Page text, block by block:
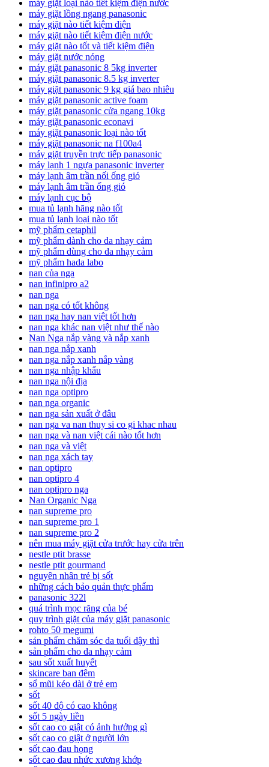
máy giặt loại nào tiết kiệm điện nước
máy giặt lồng ngang panasonic
máy giặt nào tiết kiệm điện
máy giặt nào tiết kiệm điện nước
máy giặt nào tốt và tiết kiệm điện
máy giặt nước nóng
máy giặt panasonic 8 5kg inverter
máy giặt panasonic 8.5 kg inverter
máy giặt panasonic 9 kg giá bao nhiêu
máy giặt panasonic active foam
máy giặt panasonic cửa ngang 10kg
máy giặt panasonic econavi
máy giặt panasonic loại nào tốt
máy giặt panasonic na f100a4
máy giặt truyền trực tiếp panasonic
máy lạnh 1 ngựa panasonic inverter
máy lạnh âm trần nối ống gió
máy lạnh âm trần ống gió
máy lạnh cục bộ
mua tủ lạnh hãng nào tốt
mua tủ lạnh loại nào tốt
mỹ phẩm cetaphil
mỹ phẩm dành cho da nhạy cảm
mỹ phẩm dùng cho da nhạy cảm
mỹ phẩm hada labo
nan của nga
nan infinipro a2
nan nga
nan nga có tốt không
nan nga hay nan việt tốt hơn
nan nga khác nan việt như thế nào
Nan Nga nắp vàng và nắp xanh
nan nga nắp xanh
nan nga nắp xanh nắp vàng
nan nga nhập khẩu
nan nga nội địa
nan nga optipro
nan nga organic
nan nga sản xuất ở đâu
nan nga va nan thuy si co gi khac nhau
nan nga và nan việt cái nào tốt hơn
nan nga và việt
nan nga xách tay
nan optipro
nan optipro 4
nan optipro nga
Nan Organic Nga
nan supreme pro
nan supreme pro 1
nan supreme pro 2
nên mua máy giặt cửa trước hay cửa trên
nestle ptit brasse
nestle ptit gourmand
nguyên nhân trẻ bị sốt
những cách bảo quản thực phẩm
panasonic 322l
quá trình mọc răng của bé
quy trình giặt của máy giặt panasonic
rohto 50 megumi
sản phẩm chăm sóc da tuổi dậy thì
sản phẩm cho da nhạy cảm
sau sốt xuất huyết
skincare ban đêm
sổ mũi kéo dài ở trẻ em
sốt
sốt 40 độ có cao không
sốt 5 ngày liền
sốt cao co giật có ảnh hưởng gì
sốt cao co giật ở người lớn
sốt cao đau họng
sốt cao đau nhức xương khớp